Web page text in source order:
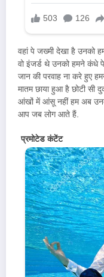
वहां पे जख्मी देखा है उनको
वो इंजर्ड थे उनको हमने कंधे
जान की परवाह ना करे हुए
मातम छाया हुआ है छोटी सी
आंखों में आंसू नहीं हम अब
आप जब लोग आते हैं.